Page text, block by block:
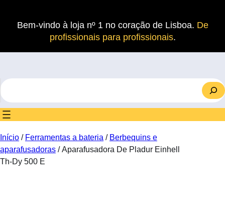
Bem-vindo à loja nº 1 no coração de Lisboa. De
profissionais para profissionais.
S
e
a
r
h
Início / Ferramentas a bateria / Berbequins e
aparafusadoras / Aparafusadora De Pladur Einhell
Th-Dy 500 E